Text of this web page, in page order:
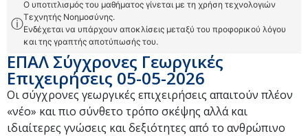
ⓘ
Ο υποτιτλισμός του μαθήματος γίνεται με τη χρήση τεχνολογιών
Τεχνητής Νοημοσύνης.
Ενδέχεται να υπάρχουν αποκλίσεις μεταξύ του προφορικού λόγου
και της γραπτής αποτύπωσής του.
ΕΠΑΛ Σύγχρονες Γεωργικές
Επιχειρήσεις 05-05-2026
Oι σύγχρονες γεωργικές επιχειρήσεις απαιτούν πλέον
«νέο» και πιο σύνθετο τρόπο σκέψης αλλά και
ιδιαίτερες γνώσεις και δεξιότητες από το ανθρώπινο